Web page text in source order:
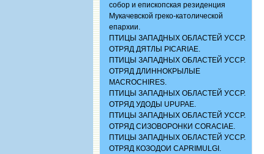
собор и епископская резиденция
Мукачевской греко-католической
епархии.
ПТИЦЫ ЗАПАДНЫХ ОБЛАСТЕЙ УССР.
ОТРЯД ДЯТЛЫ PICARIAE.
ПТИЦЫ ЗАПАДНЫХ ОБЛАСТЕЙ УССР.
ОТРЯД ДЛИННОКРЫЛЫЕ
MACROCHIRES.
ПТИЦЫ ЗАПАДНЫХ ОБЛАСТЕЙ УССР.
ОТРЯД УДОДЫ UPUPAE.
ПТИЦЫ ЗАПАДНЫХ ОБЛАСТЕЙ УССР.
ОТРЯД СИЗОВОРОНКИ CORACIАЕ.
ПТИЦЫ ЗАПАДНЫХ ОБЛАСТЕЙ УССР.
ОТРЯД КОЗОДОИ CAPRIMULGI.